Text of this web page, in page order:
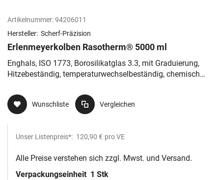
Artikelnummer:94206011
Hersteller: Scherf-Präzision
Erlenmeyerkolben Rasotherm® 5000 ml
Enghals, ISO 1773, Borosilikatglas 3.3, mit Graduierung,
Hitzebeständig, temperaturwechselbeständig, chemisch
Wunschliste Vergleichen
Unser Listenpreis*: 120,90 € pro VE
Alle Preise verstehen sich zzgl. Mwst. und Versand.
Verpackungseinheit 1 Stk